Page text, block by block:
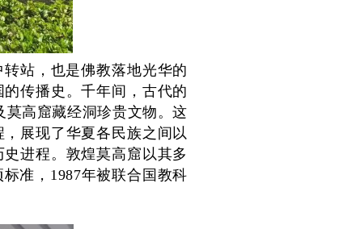
站，也是佛教落地光华的
传播史。千年间，古代的
莫高窟藏经洞珍贵文物。这
展现了华夏各民族之间以
进程。敦煌莫高窟以其多
准，1987年被联合国教科